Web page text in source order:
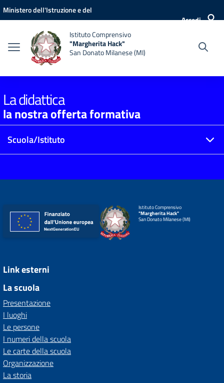
Vai ai contenuti
Vai al menu di navigazione
Vai al footer
Ministero dell'Istruzione e del
Accedi
Istituto Comprensivo
"Margherita Hack"
San Donato Milanese (MI)
La didattica
la nostra offerta formativa
Scuola/Istituto
Istituto Comprensivo
"Margherita Hack"
San Donato Milanese (MI)
Link esterni
La scuola
Presentazione
I luoghi
Le persone
I numeri della scuola
Le carte della scuola
Organizzazione
La storia